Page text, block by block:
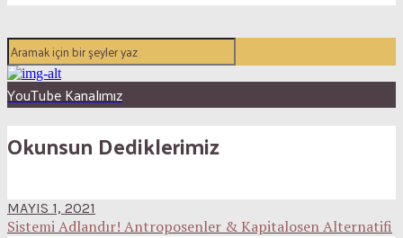
YouTube Kanalımız
Okunsun Dediklerimiz
MAYIS 1, 2021
Sistemi Adlandır! Antroposenler & Kapitalosen Alternatifi